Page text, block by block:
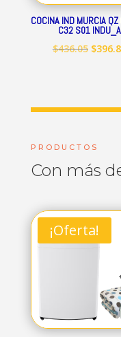
COCINA IND MURCIA QZ
C32 S01 INDU_A
$436.05 El
$
PRODUCTOS
Con más
¡Oferta!